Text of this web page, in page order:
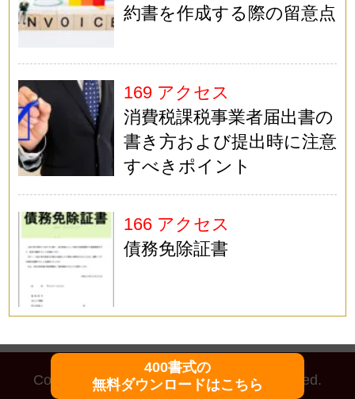
約書を作成する際の留意点
169 アクセス
消費税課税事業者届出書の
書き方および提出時に注意
すべきポイント
166 アクセス
債務免除証書
Copyright (C) マイ法務 All Rights Reserved.
400書式の
無料ダウンロードはこちら